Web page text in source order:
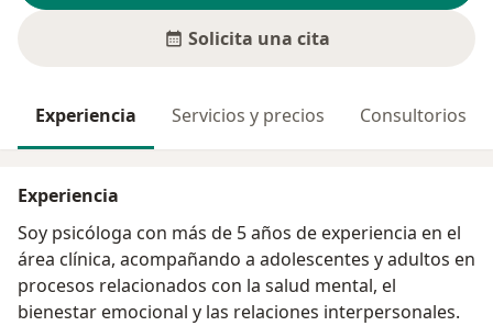
Solicita una cita
Experiencia Servicios y precios Consultorios
Experiencia
Soy psicóloga con más de 5 años de experiencia en el
área clínica, acompañando a adolescentes y adultos en
procesos relacionados con la salud mental, el
bienestar emocional y las relaciones interpersonales.